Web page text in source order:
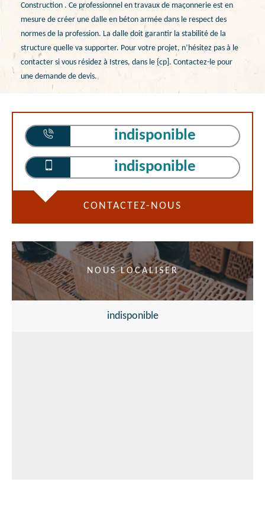
Construction . Ce professionnel en travaux de maçonnerie est en
mesure de créer une dalle en béton armée dans le respect des
normes de la profession. La dalle doit garantir la stabilité de la
structure quelle va supporter. Pour votre projet, n’hésitez pas à le
contacter si vous résidez à Istres, dans le {cp]. Contactez-le pour
une demande de devis.
indisponible
indisponible
CONTACTEZ-NOUS
NOUS LOCALISER
indisponible